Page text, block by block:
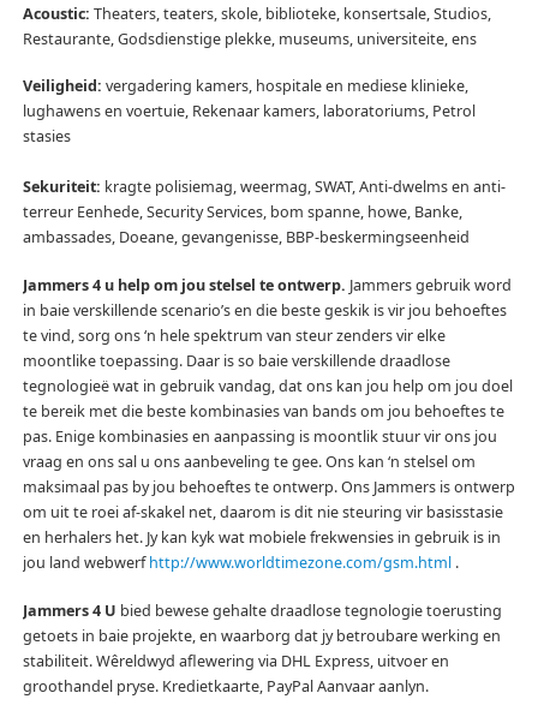
Acoustic: Theaters, teaters, skole, biblioteke, konsertsale, Studios,
Restaurante, Godsdienstige plekke, museums, universiteite, ens
Veiligheid: vergadering kamers, hospitale en mediese klinieke,
lughawens en voertuie, Rekenaar kamers, laboratoriums, Petrol
stasies
Sekuriteit: kragte polisiemag, weermag, SWAT, Anti-dwelms en anti-
terreur Eenhede, Security Services, bom spanne, howe, Banke,
ambassades, Doeane, gevangenisse, BBP-beskermingseenheid
Jammers 4 u help om jou stelsel te ontwerp. Jammers gebruik word
in baie verskillende scenario’s en die beste geskik is vir jou behoeftes
te vind, sorg ons ‘n hele spektrum van steur zenders vir elke
moontlike toepassing. Daar is so baie verskillende draadlose
tegnologieë wat in gebruik vandag, dat ons kan jou help om jou doel
te bereik met die beste kombinasies van bands om jou behoeftes te
pas. Enige kombinasies en aanpassing is moontlik stuur vir ons jou
vraag en ons sal u ons aanbeveling te gee.Ons kan ‘n stelsel om
maksimaal pas by jou behoeftes te ontwerp.Ons Jammers is ontwerp
om uit te roei af-skakel net, daarom is dit nie steuring vir basisstasie
en herhalers het. Jy kan kyk wat mobiele frekwensies in gebruik is in
jou land webwerfhttp://www.worldtimezone.com/gsm.html.
Jammers 4 U bied bewese gehalte draadlose tegnologie toerusting
getoets in baie projekte, en waarborg dat jy betroubare werking en
stabiliteit.Wêreldwyd aflewering via DHL Express, uitvoer en
groothandel pryse. Kredietkaarte, PayPal Aanvaar aanlyn.